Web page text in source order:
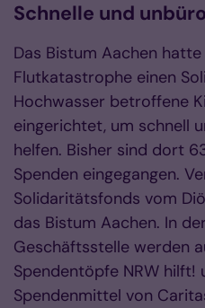
Schnelle und
Das Bistum Aachen
Flutkatastrophe einen
Hochwasser betroffene
eingerichtet, um schnell
helfen. Bisher sind dort
Spenden eingegangen.
Solidaritätsfonds vom
das Bistum Aachen. In
Geschäftsstelle werden
Spendentöpfe NRW hilft!
Spendenmittel von